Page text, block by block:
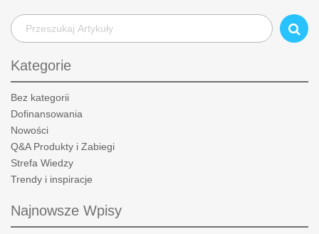
Kategorie
Bez kategorii
Dofinansowania
Nowości
Q&A Produkty i Zabiegi
Strefa Wiedzy
Trendy i inspiracje
Najnowsze Wpisy